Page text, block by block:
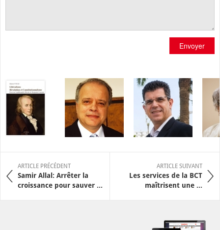
Envoyer
ARTICLE PRÉCÉDENT
Samir Allal: Arrêter la
croissance pour sauver ...
ARTICLE SUIVANT
Les services de la BCT
maîtrisent une ...